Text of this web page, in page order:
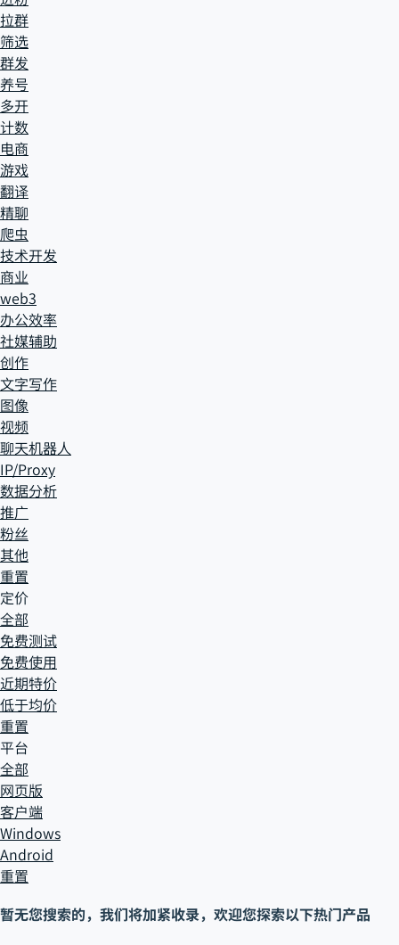
拉群
筛选
群发
养号
多开
计数
电商
游戏
翻译
精聊
爬虫
技术开发
商业
web3
办公效率
社媒辅助
创作
文字写作
图像
视频
聊天机器人
IP/Proxy
数据分析
推广
粉丝
其他
重置
定价
全部
免费测试
免费使用
近期特价
低于均价
重置
平台
全部
网页版
客户端
Windows
Android
重置
暂无您搜索的， 我们将加紧收录，欢迎您探索以下热门产品